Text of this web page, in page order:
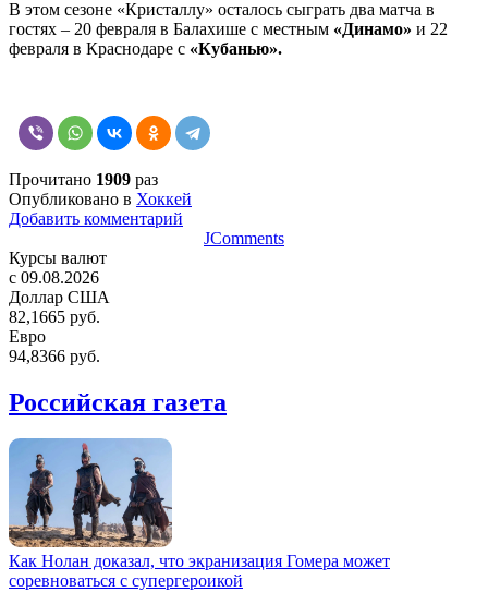
В этом сезоне «Кристаллу» осталось сыграть два матча в
гостях – 20 февраля в Балахише с местным «Динамо» и 22
февраля в Краснодаре с «Кубанью».
Прочитано 1909 раз
Опубликовано в Хоккей
Добавить комментарий
JComments
Курсы валют
c 09.08.2026
Доллар США
82,1665 руб.
Евро
94,8366 руб.
Российская газета
Как Нолан доказал, что экранизация Гомера может
соревноваться с супергероикой